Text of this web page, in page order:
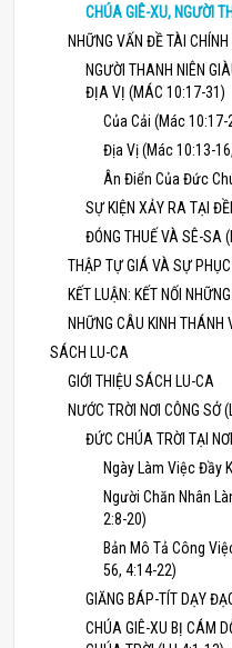
CHÚA GIÊ-XU, NGƯỜI
NHỮNG VẤN ĐỀ TÀI
NGƯỜI THANH NIÊN
ĐỊA VỊ (MÁC 10:17-31)
Của Cải (Mác 10:17-
Địa Vị (Mác 10:13-
Ân Điển Của Đức
SỰ KIỆN XẢY RA TẠI
ĐÓNG THUẾ VÀ SÊ-SA
THẬP TỰ GIÁ VÀ SỰ
KẾT LUẬN: KẾT NỐI
NHỮNG CÂU KINH THÁNH
SÁCH LU-CA
GIỚI THIỆU SÁCH LU-CA
NƯỚC TRỜI NƠI CÔNG SỞ
ĐỨC CHÚA TRỜI TẠI
Ngày Làm Việc Đầy
Người Chăn Nhân
2:8-20)
Bản Mô Tả Công
56, 4:14-22)
GIĂNG BÁP-TÍT DẠY
CHÚA GIÊ-XU BỊ CÁM